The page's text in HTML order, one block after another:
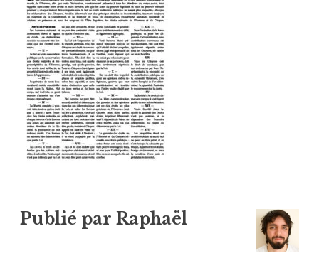
Publié par Raphaël